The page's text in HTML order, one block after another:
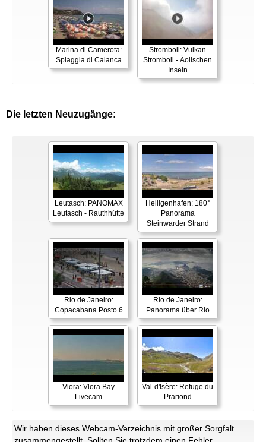
Marina di Camerota:
Spiaggia di Calanca
Stromboli: Vulkan
Stromboli - Äolischen
Inseln
Die letzten Neuzugänge:
Leutasch: PANOMAX
Leutasch - Rauthhütte
Heiligenhafen: 180°
Panorama
Steinwarder Strand
Rio de Janeiro:
Copacabana Posto 6
Rio de Janeiro:
Panorama über Rio
Vlora: Vlora Bay
Livecam
Val-d'Isère: Refuge du
Prariond
Wir haben dieses Webcam-Verzeichnis mit großer Sorgfalt